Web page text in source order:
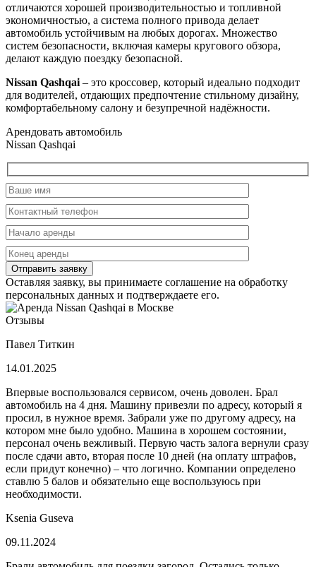
отличаются хорошей производительностью и топливной
экономичностью, а система полного привода делает
автомобиль устойчивым на любых дорогах. Множество
систем безопасности, включая камеры кругового обзора,
делают каждую поездку безопасной.
Nissan Qashqai – это кроссовер, который идеально подходит
для водителей, отдающих предпочтение стильному дизайну,
комфортабельному салону и безупречной надёжности.
Арендовать автомобиль
Nissan Qashqai
Отправить заявку
Оставляя заявку, вы принимаете соглашение на обработку
персональных данных и подтверждаете его.
Отзывы
Павел Титкин
14.01.2025
Впервые воспользовался сервисом, очень доволен. Брал
автомобиль на 4 дня. Машину привезли по адресу, который я
просил, в нужное время. Забрали уже по другому адресу, на
котором мне было удобно. Машина в хорошем состоянии,
персонал очень вежливый. Первую часть залога вернули сразу
после сдачи авто, вторая после 10 дней (на оплату штрафов,
если придут конечно) – что логично. Компании определено
ставлю 5 балов и обязательно еще воспользуюсь при
необходимости.
Ksenia Guseva
09.11.2024